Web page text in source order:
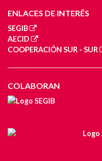
ENLACES DE INTERÉS
SEGIB
AECID
COOPERACIÓN SUR - SUR
COLABORAN